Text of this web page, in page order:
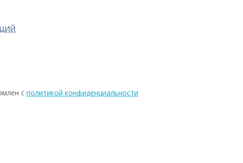
с политикой конфиденциальности